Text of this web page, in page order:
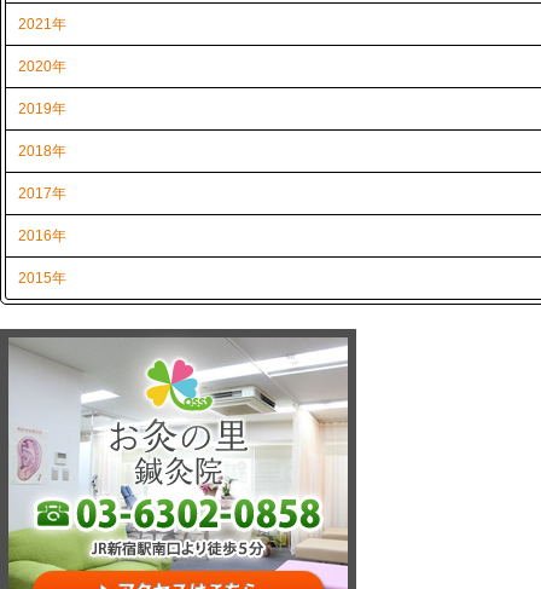
2021年
2020年
2019年
2018年
2017年
2016年
2015年